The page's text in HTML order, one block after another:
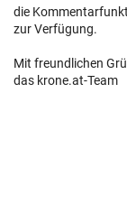
die
zur Verfügung.
Mit freundlichen
das krone.at-Team